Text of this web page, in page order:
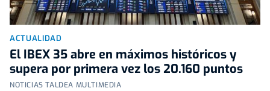
ACTUALIDAD
El IBEX 35 abre en máximos históricos y
supera por primera vez los 20.160 puntos
NOTICIAS TALDEA MULTIMEDIA